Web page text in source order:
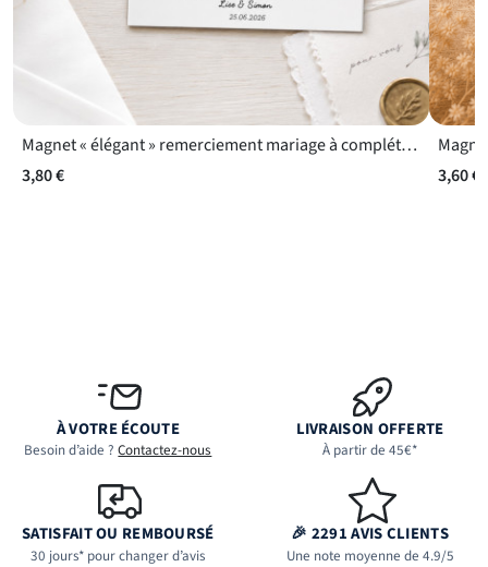
Magnet « élégant » remerciement mariage à compléter avec les noms ou la date de votre choix
3,80 €
3,60 €
À VOTRE ÉCOUTE
Besoin d’aide ?Contactez-nous
LIVRAISON OFFERTE
À partir de 45€*
SATISFAIT OU REMBOURSÉ
30 jours* pour changer d’avis
🎉 2291 AVIS CLIENTS
Une note moyenne de 4.9/5